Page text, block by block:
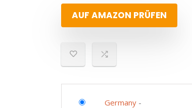
AUF AMAZON PRÜFEN
Germany -